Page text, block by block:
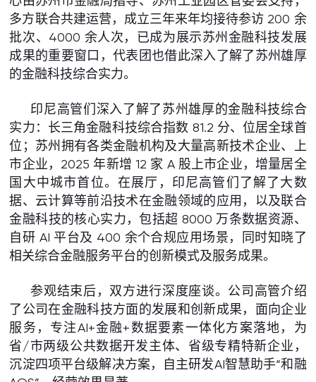
多方联合共建运营，成立三年来年均接待参访 200 余
批次、4000 余人次，已成为展示苏州金融科技发展
成果的重要窗口，代表团也借此深入了解了苏州雄厚
的金融科技综合实力。
印尼高管们深入了解了苏州雄厚的金融科技综合
实力：长三角金融科技综合指数 81.2 分、位居全球首
位；苏州拥有各类金融机构及大量高新技术企业、上
市企业，2025 年新增 12 家 A 股上市企业，增量居全
国大中城市首位。在展厅，印尼高管们了解了大数
据、云计算等前沿技术在金融领域的应用，以及联合
金融科技的核心实力，包括超 8000 万条数据资源、
自研 AI 平台及 400 余个合规应用场景，同时知晓了
相关综合金融服务平台的创新模式及服务成果。
参观结束后，双方进行深度座谈。公司高管介绍
了公司在金融科技方面的发展和创新成果，面向企业
服务，专注AI+金融+数据要素一体化方案落地，为
省/市两级公共数据开发主体、省级专精特新企业，
沉淀四项平台级解决方案，自主研发AI智慧助手“和融